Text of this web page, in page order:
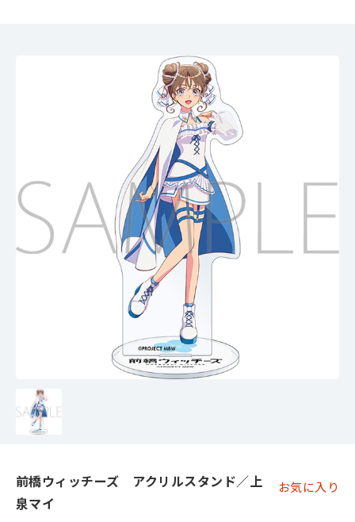
前橋ウィッチーズ アクリルスタンド／上
泉マイ
お気に入り